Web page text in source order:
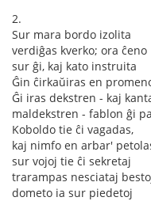
2.
Sur mara bordo izolita
verdiĝas kverko; ora ĉeno
sur ĝi, kaj kato instruita
Ĝin ĉirkaŭiras en
Ĝi iras dekstren - kaj
maldekstren - fablon ĝi
Koboldo tie ĉi vagadas,
kaj nimfo en arbar'
sur vojoj tie ĉi sekretaj
trarampas nesciataj
dometo ia sur piedetoj